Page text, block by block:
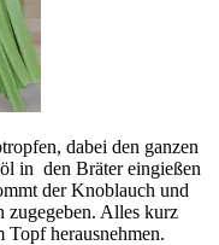
dabei den ganzen
in den Bräter eingießen
der Knoblauch und
zugegeben. Alles kurz
Topf herausnehmen.